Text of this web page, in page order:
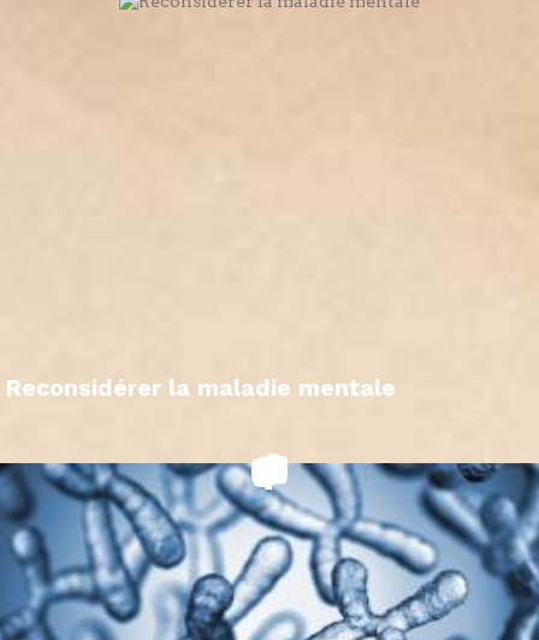
Reconsidérer la maladie mentale